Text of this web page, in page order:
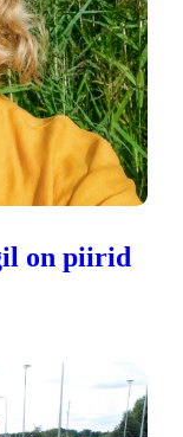
on piirid